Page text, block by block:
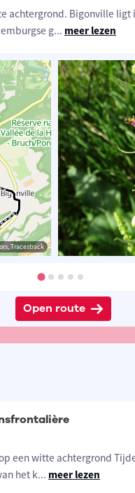
& Rita
achtergrond. Bigonville
g... meer lezen
Tracestrack
Open route
een witte achtergrond
het k... meer lezen